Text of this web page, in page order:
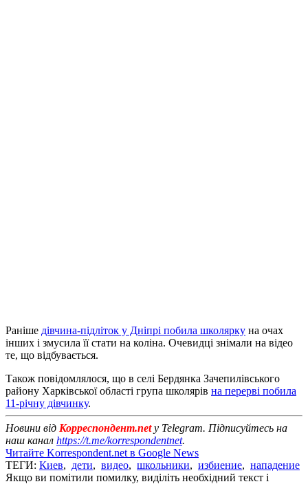
Раніше дівчина-підліток у Дніпрі побила школярку на очах
інших і змусила її стати на коліна. Очевидці знімали на відео
те, що відбувається.
Також повідомлялося, що в селі Бердянка Зачепилівського
району Харківської області група школярів на перерві побила
11-річну дівчинку.
Новини від Корреспондент.net у Telegram. Підписуйтесь на
наш канал https://t.me/korrespondentnet.
Читайте Korrespondent.net в Google News
ТЕГИ: Киев, дети, видео, школьники, избиение, нападение
Якщо ви помітили помилку, виділіть необхідний текст і